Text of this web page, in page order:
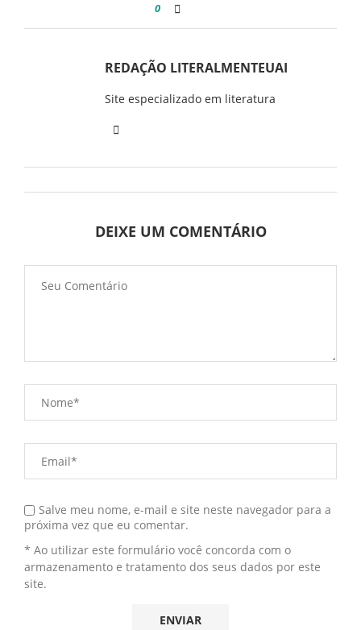
0
REDAÇÃO LITERALMENTEUAI
Site especializado em literatura
DEIXE UM COMENTÁRIO
Salve meu nome, e-mail e site neste navegador para a
próxima vez que eu comentar.
* Ao utilizar este formulário você concorda com o
armazenamento e tratamento dos seus dados por este
site.